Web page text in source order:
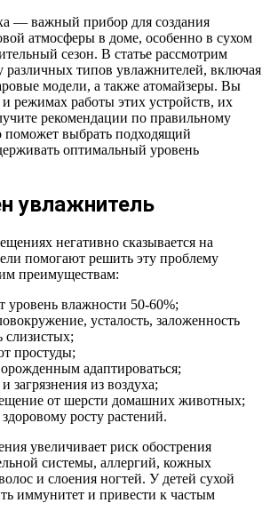
— важный прибор для создания
атмосферы в доме, особенно в сухом
сезон. В статье рассмотрим
различных типов увлажнителей, включая
модели, а также атомайзеры. Вы
режимах работы этих устройств, их
рекомендации по правильному
поможет выбрать подходящий
оптимальный уровень
увлажнитель
негативно сказывается на
помогают решить эту проблему
преимуществам:
уровень влажности 50-60%;
усталость, заложенность
слизистых;
простуды;
адаптироваться;
загрязнения из воздуха;
от шерсти домашних животных;
росту растений.
увеличивает риск обострения
системы, аллергий, кожных
и слоения ногтей. У детей сухой
иммунитет и привести к частым